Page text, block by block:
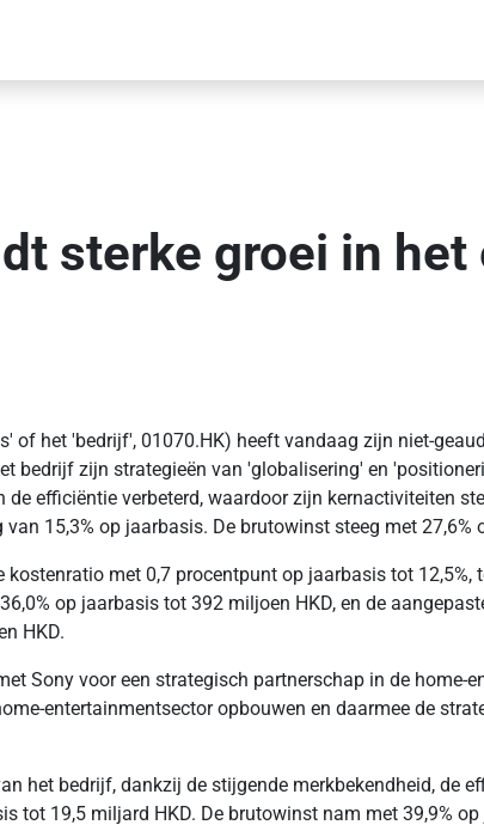
sterke groei in het
of het 'bedrijf', 01070.HK) heeft vandaag zijn niet-
bedrijf zijn strategieën van 'globalisering' en
efficiëntie verbeterd, waardoor zijn kernactiviteiten
15,3% op jaarbasis. De brutowinst steeg met 27,6%
met 0,7 procentpunt op jaarbasis tot 12,5%,
op jaarbasis tot 392 miljoen HKD, en de
HKD.
Sony voor een strategisch partnerschap in de home-
entertainmentsector opbouwen en daarmee de
het bedrijf, dankzij de stijgende merkbekendheid, de
19,5 miljard HKD. De brutowinst nam met 39,9%